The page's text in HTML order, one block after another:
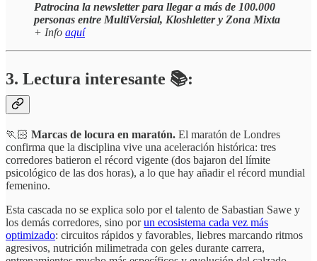
Patrocina la newsletter para llegar a más de 100.000
personas entre MultiVersial, Kloshletter y Zona Mixta
+ Info aquí
3. Lectura interesante 📚:
🏃🏻 Marcas de locura en maratón. El maratón de Londres
confirma que la disciplina vive una aceleración histórica: tres
corredores batieron el récord vigente (dos bajaron del límite
psicológico de las dos horas), a lo que hay añadir el récord mundial
femenino.
Esta cascada no se explica solo por el talento de Sabastian Sawe y
los demás corredores, sino porun ecosistema cada vez más
optimizado: circuitos rápidos y favorables, liebres marcando ritmos
agresivos, nutrición milimetrada con geles durante carrera,